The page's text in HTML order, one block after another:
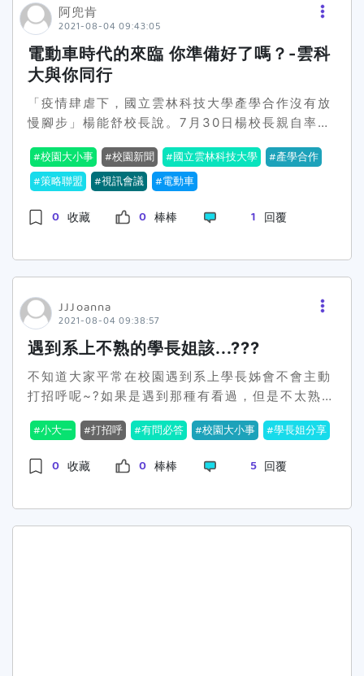
生能有如此優異表現，首要感謝指導教授在8個月
計畫執行期間，在課業與研究上不遣餘力指引，相
信教授在研究、教學等處事謹慎的態度也會是同學
的學習楷模。 新聞來源：國立中正大學(若有冒犯
謝謝!)<返回中正大學校園新聞|活動
融入焙茶中，焙製出具特殊風味的茶葉，期待未來
能推廣至手搖飲市場。「智在嘉鄉，投筆從農」團
隊，應用所學協助農友建構客製化智慧農田，將智
慧農業導入農村。「嘉禾農業科學」則是以雞隻專
業飼養作為核心，推動新型態的飼養顧問服務，團
隊培育過程中遇到任何困難也不輕言放棄，抽絲剝
繭努力尋找解答，穩紮穩打將成果展現，最終獲得
評審親睞，實屬可貴。嘉易創 創育中心黃振瑋執行
長表示，U-start計畫自2009年推動迄今，乃教
育部青年發展署為提升校園創新創業文化，鼓勵大
所辦理，更於2020年起結合原民會資源增加原漾
競賽今年邁入第16屆，每年參賽團隊逐年攀升，成
為最大型創業競賽活動之一，嘉大在全國頂尖團隊
的激烈競爭下尚有團隊獲獎，實屬不易，也引以為
榮，透過整個競賽過程，從中獲得寶貴的經驗，相
信未來的創業之路，更能應變自如。 圖片資料來
源：國立嘉義大學(若有冒犯或不妥之處，請及時
聯繫我們，將立即下架刪除，謝謝!)<<返回國立嘉
義大學校園新聞|活動
阿兜肯
2021-08-04 09:43:05
電動車時代的來臨 你準備好了嗎？-雲科
大與你同行
「疫情肆虐下，國立雲林科技大學產學合作沒有放
慢腳步」楊能舒校長說。7月30日楊校長親自率領
方式，吸引了全國超過200位的汽車業者代表，舉
辦一場別開生面的汽車產業論壇，主題為「電動車
雲科大投入在電動車的研究成果，協助汽車產業順
場，站穩腳步。隨著電動車與自駕車時代的到來，
傳統的汽車產業紛紛邁向另一個全新的時代。雲科
大在研發及產學應用上不惶多讓，多年來致力於電
動車的發展，除了在校內建置完成汽車晶片設計與
生產的類產線，更發展出各式的電動車與自駕車的
相關技術，達到車用規格；校方及集團的MIH與財
團法人車輛研究測試中心聯繫和洽談合作，在科技
部的支持下獲得三年期「科研產業化平台計畫」及
兩年期科技部小聯盟計畫，同時和慧國工業股份有
限公司江瑞坤總經理的帶領下，一起組織成「E-
TEAM」聯盟，整合各大電動汽車的零組件供應
劃開設電動車產業相關課群，為未來大量電動車產
校園大小事 校園新聞 國立雲林科技大學
產學合作
策略聯盟
視訊會議 電動車
0 收藏 0 棒棒 1 回覆
JJJoanna
2021-08-04 09:38:57
遇到系上不熟的學長姐該...???
不知道大家平常在校園遇到系上學長姊會不會主動
打招呼呢~?如果是遇到那種有看過，但是不太熟的
的可能就會微笑看一下但不會特別特別熱情招手或
說學姊學長好這樣!!!又或者已經當上學長姐的各位
會跟學弟妹打招呼嗎~想聽聽大家分享XD~~
小大一 打招呼 有問必答 校園大小事 學長姐分享
0 收藏 0 棒棒 5 回覆